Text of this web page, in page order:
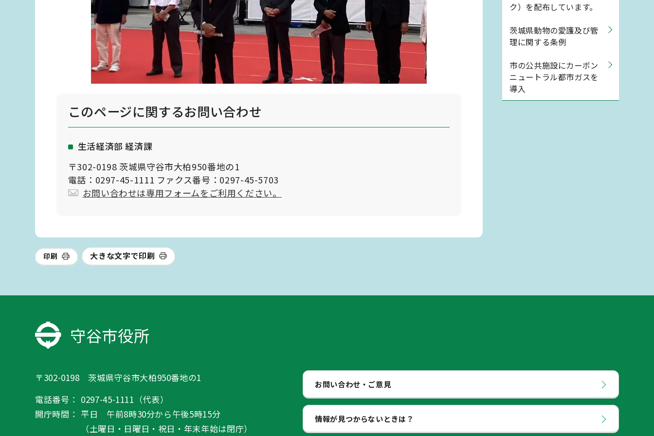
このページに関するお問い合わせ
生活経済部 経済課
〒302-0198 茨城県守谷市大柏950番地の1
電話：0297-45-1111 ファクス番号：0297-45-5703
お問い合わせは専用フォームをご利用ください。
ク）を配布しています。
茨城県動物の愛護及び管
理に関する条例
市の公共施設にカーボン
ニュートラル都市ガスを
導入
印刷 大きな文字で印刷
守谷市役所
〒302-0198 茨城県守谷市大柏950番地の1
電話番号： 0297-45-1111（代表）
開庁時間： 平日 午前8時30分から午後5時15分
（土曜日・日曜日・祝日・年末年始は閉庁）
お問い合わせ・ご意見
情報が見つからないときは？